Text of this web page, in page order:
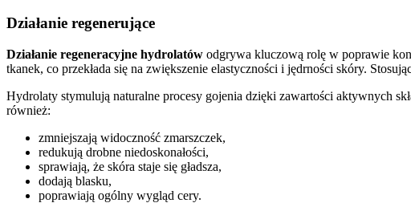
Działanie regenerujące
Działanie regeneracyjne hydrolatów odgrywa kluczową rolę w poprawie
tkanek, co przekłada się na zwiększenie elastyczności i jędrności skóry.
Hydrolaty stymulują naturalne procesy gojenia dzięki zawartości aktywnych
również:
zmniejszają widoczność zmarszczek,
redukują drobne niedoskonałości,
sprawiają, że skóra staje się gładsza,
dodają blasku,
poprawiają ogólny wygląd cery.